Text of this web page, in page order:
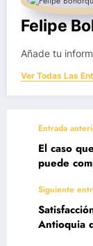
Felipe
Añade tu
Ver Todas Las
Entrada
El caso
puede
Siguiente
Antioquia